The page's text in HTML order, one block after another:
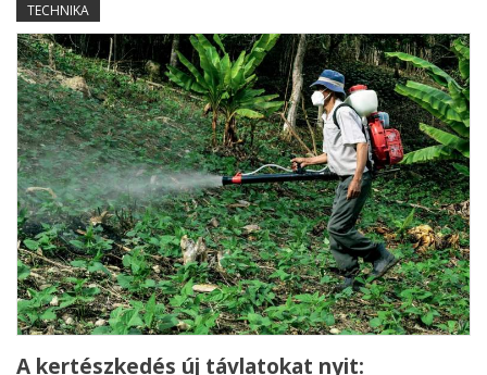
TECHNIKA
A kertészkedés új távlatokat nyit: